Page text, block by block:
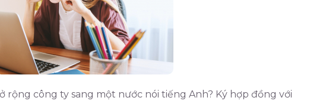
rộng công ty sang một nước nói tiếng Anh? Ký hợp đồng với